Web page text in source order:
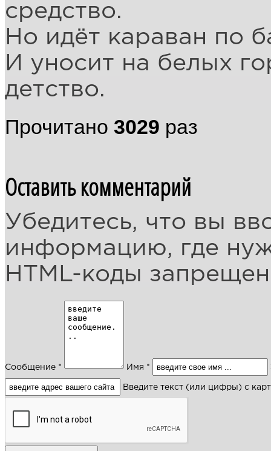
средство.
Но идёт караван по
И уносит на белых
детство.
Прочитано 3029 раз
Оставить комментарий
Убедитесь, что вы
информацию, где
HTML-коды
Сообщение * Имя *
Введите текст (или цифры) с